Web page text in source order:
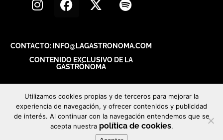
CONTACTO: INFO@LAGASTRONOMA.COM
CONTENIDO EXCLUSIVO DE LA
GASTRÓNOMA
Utilizamos cookies propias y de terceros para mejorar la
experiencia de navegación, y ofrecer contenidos y publicidad
de interés. Al continuar con la navegación entendemos que se
acepta nuestra política de cookies.